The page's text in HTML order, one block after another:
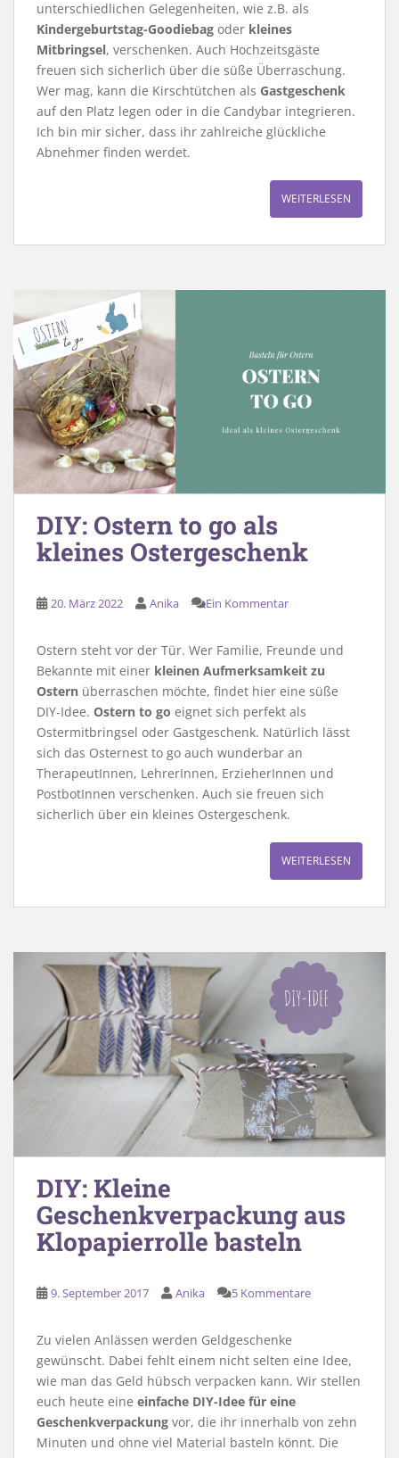
unterschiedlichen Gelegenheiten, wie z.B. als
Kindergeburtstag-Goodiebag oder kleines
Mitbringsel, verschenken. Auch Hochzeitsgäste
freuen sich sicherlich über die süße Überraschung.
Wer mag, kann die Kirschtütchen als Gastgeschenk
auf den Platz legen oder in die Candybar integrieren.
Ich bin mir sicher, dass ihr zahlreiche glückliche
Abnehmer finden werdet.
WEITERLESEN
DIY: Ostern to go als
kleines Ostergeschenk
20. März 2022 Anika Ein Kommentar
Ostern steht vor der Tür. Wer Familie, Freunde und
Bekannte mit einer kleinen Aufmerksamkeit zu
Ostern überraschen möchte, findet hier eine süße
DIY-Idee. Ostern to go eignet sich perfekt als
Ostermitbringsel oder Gastgeschenk. Natürlich lässt
sich das Osternest to go auch wunderbar an
TherapeutInnen, LehrerInnen, ErzieherInnen und
PostbotInnen verschenken. Auch sie freuen sich
sicherlich über ein kleines Ostergeschenk.
WEITERLESEN
DIY: Kleine
Geschenkverpackung aus
Klopapierrolle basteln
9. September 2017 Anika 5 Kommentare
Zu vielen Anlässen werden Geldgeschenke
gewünscht. Dabei fehlt einem nicht selten eine Idee,
wie man das Geld hübsch verpacken kann. Wir stellen
euch heute eine einfache DIY-Idee für eine
Geschenkverpackung vor, die ihr innerhalb von zehn
Minuten und ohne viel Material basteln könnt. Die